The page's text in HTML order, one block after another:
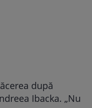
după
Ibacka. „Nu